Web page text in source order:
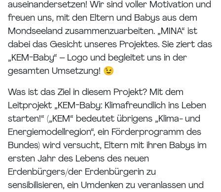
auseinandersetzen! Wir sind voller Motivation und
freuen uns, mit den Eltern und Babys aus dem
Mondseeland zusammenzuarbeiten. „MINA“ ist
dabei das Gesicht unseres Projektes. Sie ziert das
„KEM-Baby“ – Logo und begleitet uns in der
gesamten Umsetzung! 😉
Was ist das Ziel in diesem Projekt? Mit dem
Leitprojekt „KEM-Baby: Klimafreundlich ins Leben
starten!“ („KEM“ bedeutet übrigens „Klima- und
Energiemodellregion“, ein Förderprogramm des
Bundes) wird versucht, Eltern mit ihren Babys im
ersten Jahr des Lebens des neuen
Erdenbürgers/der Erdenbürgerin zu
sensibilisieren, ein Umdenken zu veranlassen und